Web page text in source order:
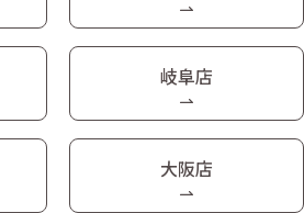
岐阜店
大阪店